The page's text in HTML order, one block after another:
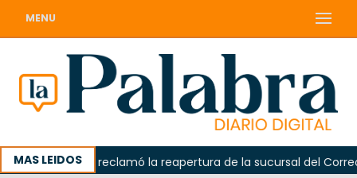
MENU
MAS LEIDOS
Odarda reclamó la reapertura de la sucursal del Correo